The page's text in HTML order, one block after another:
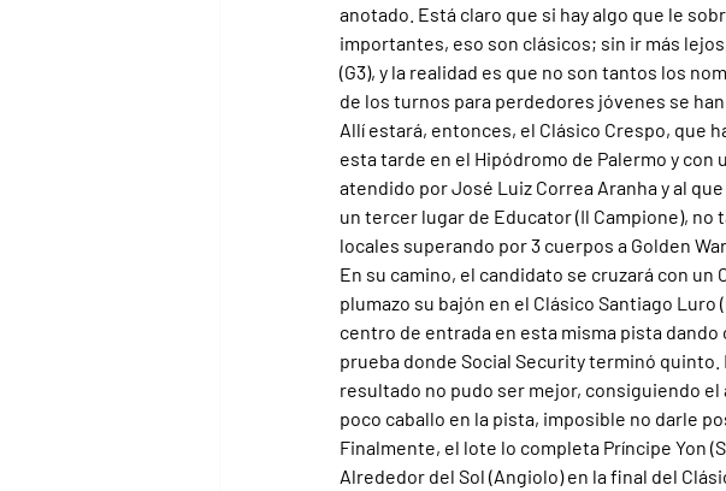
anotado. Está claro que si hay algo que le
importantes, eso son clásicos; sin ir más
(G3), y la realidad es que no son tantos los
de los turnos para perdedores jóvenes se
Allí estará, entonces, el Clásico Crespo, que
esta tarde en el Hipódromo de Palermo y
atendido por José Luiz Correa Aranha y al
un tercer lugar de Educator (Il Campione), no
locales superando por 3 cuerpos a Golden
En su camino, el candidato se cruzará con un
plumazo su bajón en el Clásico Santiago
centro de entrada en esta misma pista dando
prueba donde Social Security terminó
resultado no pudo ser mejor, consiguiendo
poco caballo en la pista, imposible no darle
Finalmente, el lote lo completa Príncipe Yon
Alrededor del Sol (Angiolo) en la final del